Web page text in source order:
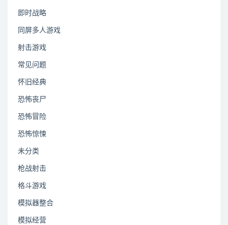
即时战略
同屏多人游戏
射击游戏
常见问题
怀旧经典
恐怖丧尸
恐怖冒险
恐怖惊悚
未分类
枪战射击
格斗游戏
模拟器整合
模拟经营